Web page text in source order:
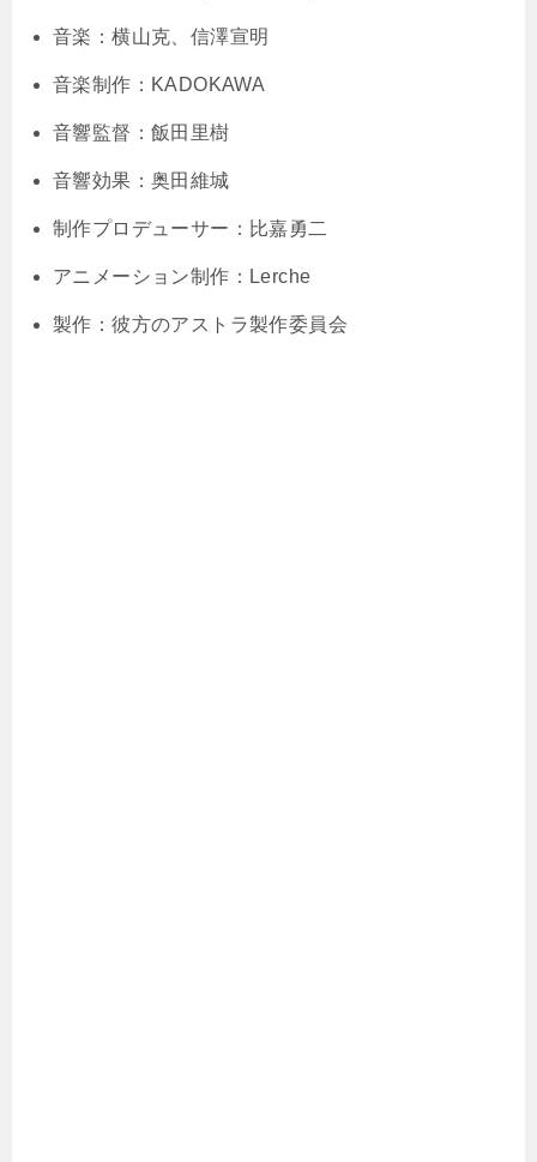
音楽：横山克、信澤宣明
音楽制作：KADOKAWA
音響監督：飯田里樹
音響効果：奥田維城
制作プロデューサー：比嘉勇二
アニメーション制作：Lerche
製作：彼方のアストラ製作委員会